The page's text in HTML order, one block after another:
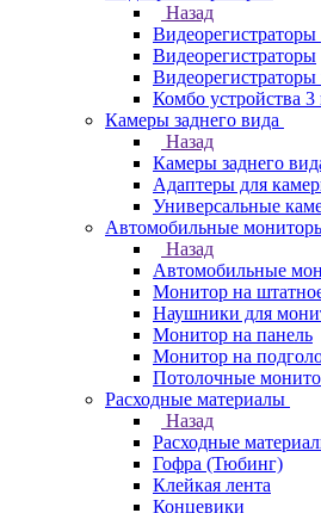
Назад
Видеорегистраторы
Видеорегистраторы
Видеорегистраторы
Комбо устройства 3
Камеры заднего вида
Назад
Камеры заднего
Адаптеры для
Универсальные
Автомобильные
Назад
Автомобильные
Монитор на
Наушники для
Монитор на панель
Монитор на
Потолочные
Расходные материалы
Назад
Расходные
Гофра (Тюбинг)
Клейкая лента
Концевики